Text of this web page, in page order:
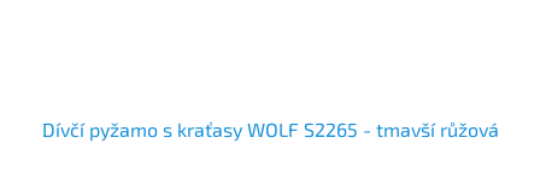
Dívčí pyžamo s kraťasy WOLF S2265 - tmavší růžová